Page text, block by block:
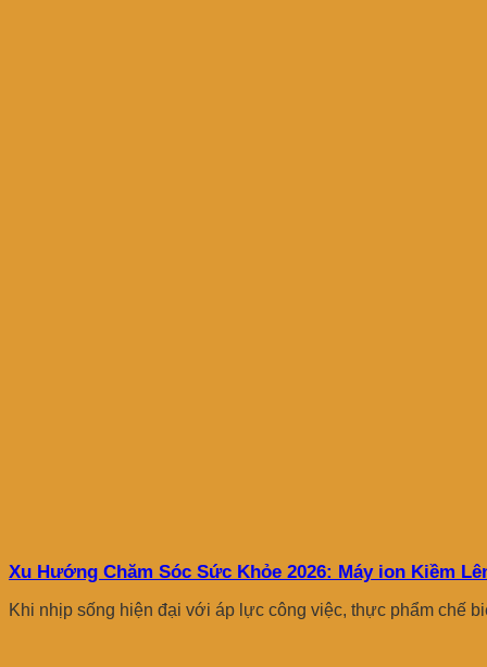
Xu Hướng Chăm Sóc Sức Khỏe 2026: Máy ion Kiềm
Khi nhịp sống hiện đại với áp lực công việc, thực phẩm chế